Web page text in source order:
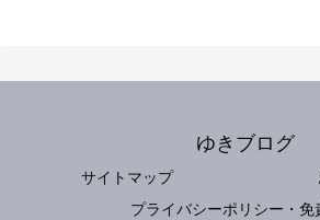
ゆきブログ
サイトマップ
プライバシーポリシー・免